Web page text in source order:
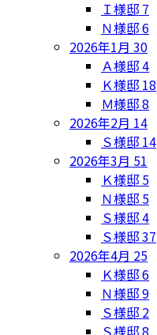
Ｉ様邸 7
Ｎ様邸6
2026年1月 30
Ａ様邸4
Ｋ様邸 18
Ｍ様邸8
2026年2月 14
Ｓ様邸 14
2026年3月 51
Ｋ様邸 5
Ｎ様邸 5
Ｓ様邸4
Ｓ様邸37
2026年4月 25
Ｋ様邸6
Ｎ様邸9
Ｓ様邸 2